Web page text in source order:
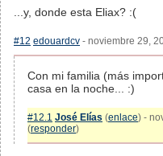
...y, donde esta Eliax? :(
#12 edouardcv - noviembre 29,
Con mi familia (más
casa en la noche... :)
#12.1 José Elías (enlace) -
(responder)